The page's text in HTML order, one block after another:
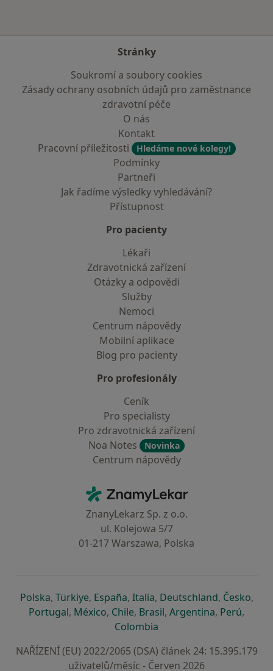
Stránky
Soukromí a soubory cookies
Zásady ochrany osobních údajů pro zaměstnance
zdravotní péče
O nás
Kontakt
Pracovní příležitosti
Hledáme nové kolegy!
Podmínky
Partneři
Jak řadíme výsledky vyhledávání?
Přístupnost
Pro pacienty
Lékaři
Zdravotnická zařízení
Otázky a odpovědi
Služby
Nemoci
Centrum nápovědy
Mobilní aplikace
Blog pro pacienty
Pro profesionály
Ceník
Pro specialisty
Pro zdravotnická zařízení
Noa Notes
Novinka
Centrum nápovědy
ZnamyLekar - Hlavní stránka
ZnanyLekarz Sp. z o.o.
ul. Kolejowa 5/7
01-217 Warszawa, Polska
Polskase otevře v nové záložce
, Türkiyese otevře v nové záložce
, Españase otevře v nové záložce
, Italiase otevře v nové záložce
, Deutschlandse otevře v
, Českose
,
Portugalse otevře v nové záložce
, Méxicose otevře v nové záložce
, Chilese otevře v nové záložce
, Brasilse otevře v nové
, Argentinase otevře v
, Perúse
,
Colombia
NAŘÍZENÍ (EU) 2022/2065 (DSA) článek 24: 15.395.179
uživatelů/měsíc - Červen 2026